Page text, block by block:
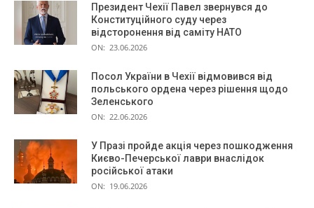
Президент Чехії Павел звернувся до
Конституційного суду через
відсторонення від саміту НАТО
ON: 23.06.2026
Посол України в Чехії відмовився від
польського ордена через рішення щодо
Зеленського
ON: 22.06.2026
У Празі пройде акція через пошкодження
Києво-Печерської лаври внаслідок
російської атаки
ON: 19.06.2026